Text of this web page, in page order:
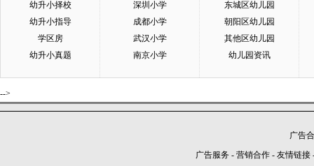
幼升小择校
幼升小指导
学区房
幼升小真题
深圳小学
成都小学
武汉小学
南京小学
东城区幼儿园
朝阳区幼儿园
其他区幼儿园
幼儿园资讯
-->
广告
广告服务 - 营销合作 - 友情链接